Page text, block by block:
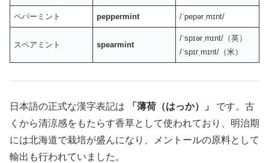
ペパーミント peppermint /ˈpepərˌmɪnt/
スペアミント spearmint
/ˈspɪərˌmɪnt/（英）
/ˈspɪrˌmɪnt/（米）
日本語の正式な漢字表記は 「薄荷（はっか）」
です。古
くから清涼感をもたらす香草として使われており、明治期
には北海道で栽培が盛んになり、メントールの原料として
輸出も行われていました。